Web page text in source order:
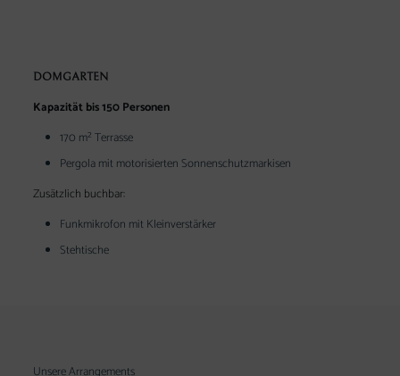
DOMGARTEN
Kapazität bis 150 Personen
170 m² Terrasse
Pergola mit motorisierten Sonnenschutzmarkisen
Zusätzlich buchbar:
Funkmikrofon mit Kleinverstärker
Stehtische